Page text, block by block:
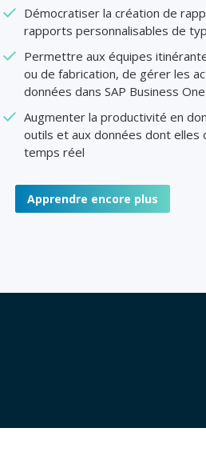
Démocratiser la création de
rapports personnalisables de
Permettre aux équipes
ou de fabrication, de gérer les
données dans SAP Business
Augmenter la productivité en
outils et aux données dont elles
temps réel
Apprendre encore plus